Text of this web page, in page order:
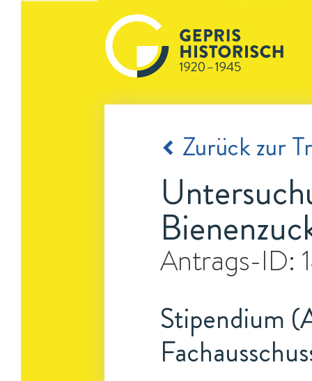
Zurück zur
Antrags-ID:
Stipendium